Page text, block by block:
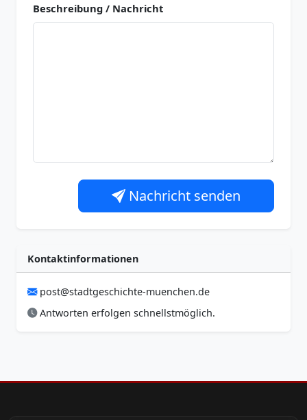
Beschreibung / Nachricht
Nachricht senden
Kontaktinformationen
post@stadtgeschichte-muenchen.de
Antworten erfolgen schnellstmöglich.